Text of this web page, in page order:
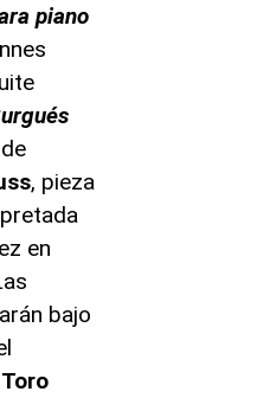
piano
de
, pieza
en
bajo